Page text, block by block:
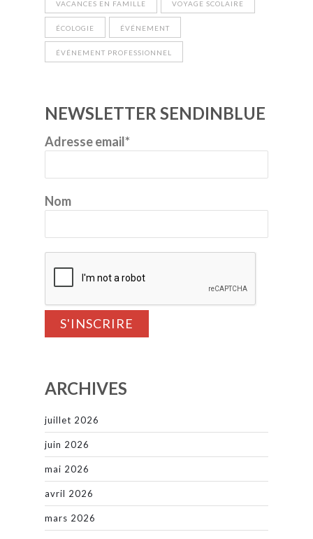
VACANCES EN FAMILLE VOYAGE SCOLAIRE
ÉCOLOGIE ÉVÉNEMENT
ÉVÉNEMENT PROFESSIONNEL
NEWSLETTER SENDINBLUE
Adresse email*
Nom
ARCHIVES
juillet 2026
juin 2026
mai 2026
avril 2026
mars 2026